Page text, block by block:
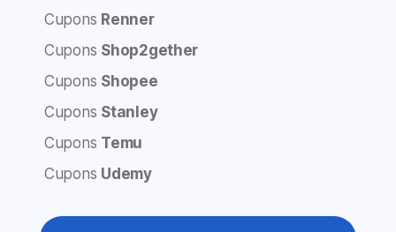
Cupons Renner
Cupons Shop2gether
Cupons Shopee
Cupons Stanley
Cupons Temu
Cupons Udemy